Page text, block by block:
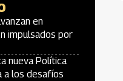
en
impulsados por
nueva Política
a los desafíos